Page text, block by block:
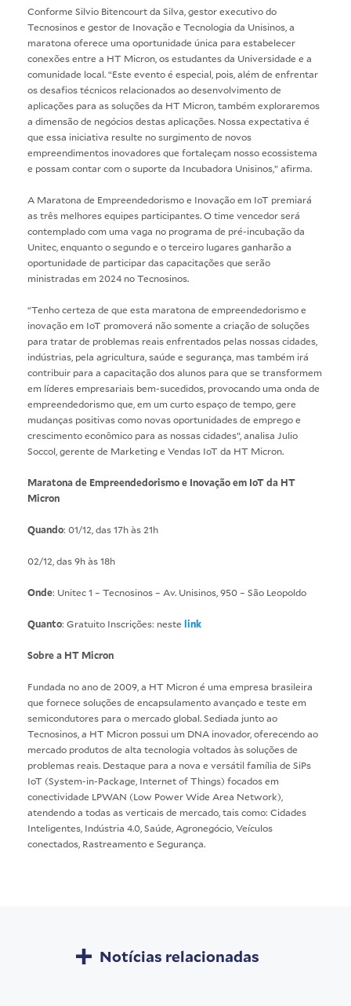
Conforme Silvio Bitencourt da Silva, gestor executivo do
Tecnosinos e gestor de Inovação e Tecnologia da Unisinos, a
maratona oferece uma oportunidade única para estabelecer
conexões entre a HT Micron, os estudantes da Universidade e a
comunidade local. “Este evento é especial, pois, além de enfrentar
os desafios técnicos relacionados ao desenvolvimento de
aplicações para as soluções da HT Micron, também exploraremos
a dimensão de negócios destas aplicações. Nossa expectativa é
que essa iniciativa resulte no surgimento de novos
empreendimentos inovadores que fortaleçam nosso ecossistema
e possam contar com o suporte da Incubadora Unisinos,” afirma.
A Maratona de Empreendedorismo e Inovação em IoT premiará
as três melhores equipes participantes. O time vencedor será
contemplado com uma vaga no programa de pré-incubação da
Unitec, enquanto o segundo e o terceiro lugares ganharão a
oportunidade de participar das capacitações que serão
ministradas em 2024 no Tecnosinos.
“Tenho certeza de que esta maratona de empreendedorismo e
inovação em IoT promoverá não somente a criação de soluções
para tratar de problemas reais enfrentados pelas nossas cidades,
indústrias, pela agricultura, saúde e segurança, mas também irá
contribuir para a capacitação dos alunos para que se transformem
em líderes empresariais bem-sucedidos, provocando uma onda de
empreendedorismo que, em um curto espaço de tempo, gere
mudanças positivas como novas oportunidades de emprego e
crescimento econômico para as nossas cidades”, analisa Julio
Soccol, gerente de Marketing e Vendas IoT da HT Micron.
Maratona de Empreendedorismo e Inovação em IoT da HT
Micron
Quando: 01/12, das 17h às 21h
02/12, das 9h às 18h
Onde: Unitec 1 – Tecnosinos – Av. Unisinos, 950 – São Leopoldo
Quanto: Gratuito Inscrições: neste link
Sobre a HT Micron
Fundada no ano de 2009, a HT Micron é uma empresa brasileira
que fornece soluções de encapsulamento avançado e teste em
semicondutores para o mercado global. Sediada junto ao
Tecnosinos, a HT Micron possui um DNA inovador, oferecendo ao
mercado produtos de alta tecnologia voltados às soluções de
problemas reais. Destaque para a nova e versátil família de SiPs
IoT (System-in-Package, Internet of Things) focados em
conectividade LPWAN (Low Power Wide Area Network),
atendendo a todas as verticais de mercado, tais como: Cidades
Inteligentes, Indústria 4.0, Saúde, Agronegócio, Veículos
conectados, Rastreamento e Segurança.
Notícias relacionadas